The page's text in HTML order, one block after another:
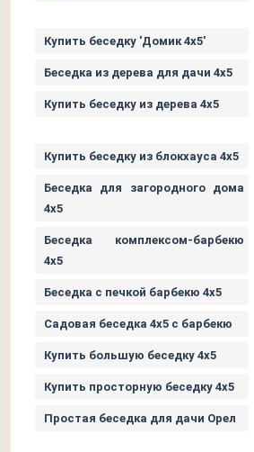
Купить беседку 'Домик 4х5'
Беседка из дерева для дачи 4х5
Купить беседку из дерева 4х5
Купить беседку из блокхауса 4х5
Беседка для загородного дома
4х5
Беседка комплексом-барбекю
4х5
Беседка с печкой барбекю 4х5
Садовая беседка 4х5 с барбекю
Купить большую беседку 4х5
Купить просторную беседку 4х5
Простая беседка для дачи Орел